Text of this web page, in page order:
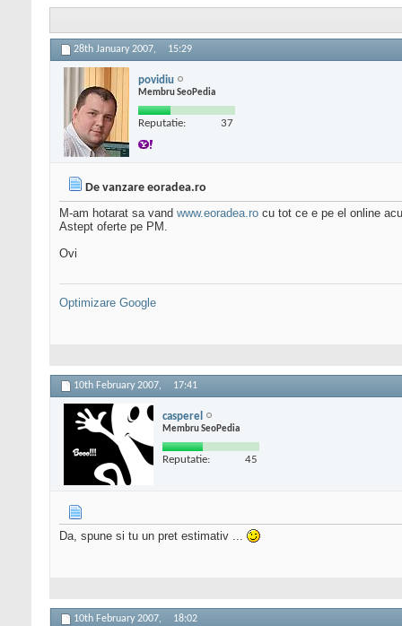
28th January 2007, 15:29
povidiu
Membru SeoPedia
Reputatie: 37
De vanzare eoradea.ro
M-am hotarat sa vand www.eoradea.ro cu tot ce e pe el online
Astept oferte pe PM.
Ovi
Optimizare Google
10th February 2007, 17:41
casperel
Membru SeoPedia
Reputatie: 45
Da, spune si tu un pret estimativ ...
10th February 2007, 18:02